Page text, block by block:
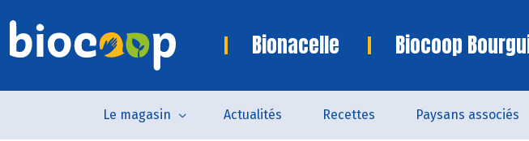
Bionacelle Biocoop
Le magasin Actualités Recettes Paysans associés